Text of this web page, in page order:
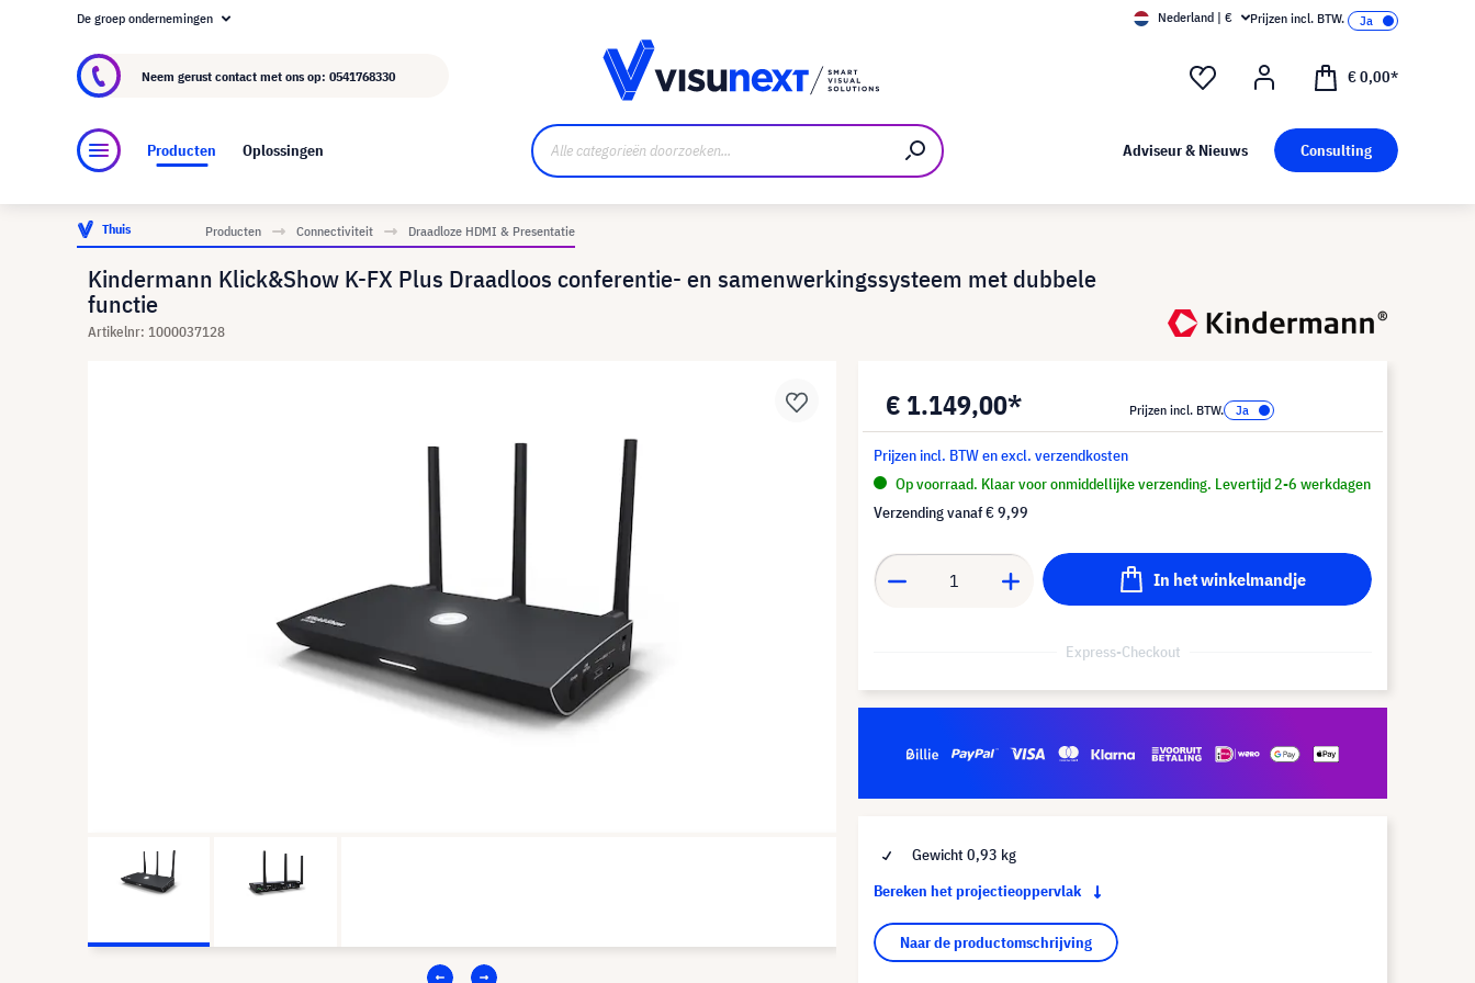
Over visunext.nl
De groep ondernemingen Nederland | € Prijzen incl. BTW.
Neem gerust contact met ons op: 0541768330 € 0,00*
Producten Oplossingen Adviseur & Nieuws Consulting
Thuis Producten Connectiviteit Draadloze HDMI & Presentatie
Kindermann Klick&Show K-FX Plus Draadloos conferentie- en samenwerkingssysteem met dubbele
functie
Artikelnr: 1000037128
€ 1.149,00* Prijzen incl. BTW.
Prijzen incl. BTW en excl. verzendkosten
Op voorraad. Klaar voor onmiddellijke verzending. Levertijd 2-6 werkdagen
Verzending vanaf€ 9,99
In het winkelmandje
Express-Checkout
Gewicht 0,93 kg
Bereken het projectieoppervlak
Naar de productomschrijving